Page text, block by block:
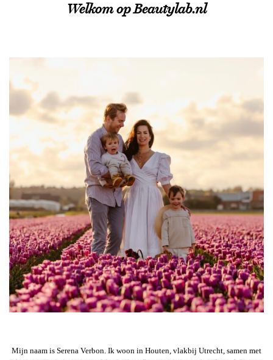
Welkom op Beautylab.nl
Mijn naam is Serena Verbon. Ik woon in Houten, vlakbij Utrecht, samen met